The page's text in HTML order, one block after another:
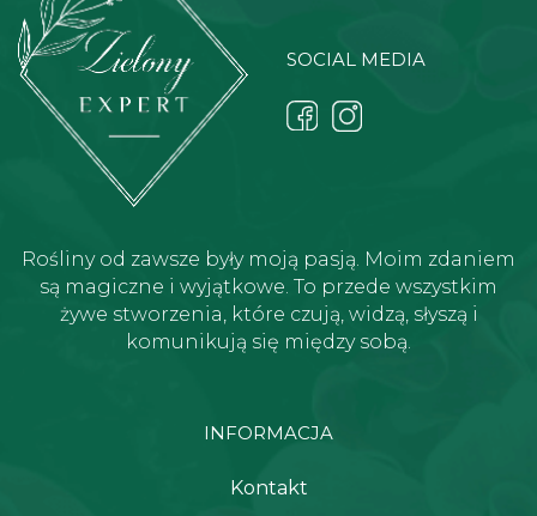
SOCIAL MEDIA
Rośliny od zawsze były moją pasją. Moim zdaniem
są magiczne i wyjątkowe. To przede wszystkim
żywe stworzenia, które czują, widzą, słyszą i
komunikują się między sobą.
INFORMACJA
Kontakt